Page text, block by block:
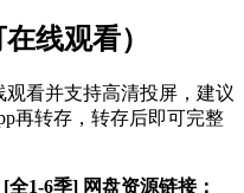
线观看）
看并支持高清投屏，建议
再转存，转存后即可完整
1-6季] 网盘资源链接：